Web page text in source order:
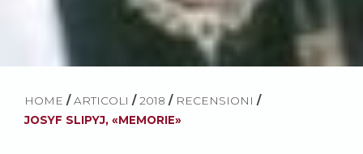
HOME / ARTICOLI / 2018 / RECENSIONI /
JOSYF SLIPYJ, «MEMORIE»